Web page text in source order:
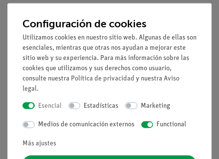
estudiantes , 1000x,
Portaobjetos, 76mm x 26mm, 50
piezas
64691-
00
Cubreobjetos de vidrio, 18x18mm,
64685-
forma baja, 100ml
01
Configuración de cookies
Utilizamos cookies en nuestro sitio web. Algunas de ellas son
esenciales, mientras que otras nos ayudan a mejorar este
sitio web y su experiencia. Para más información sobre las
cookies que utilizamos y sus derechos como usuario,
consulte nuestra Política de privacidad y nuestra Aviso
legal.
Esencial Estadísticas Marketing
Medios de comunicación externos Functional
Más ajustes